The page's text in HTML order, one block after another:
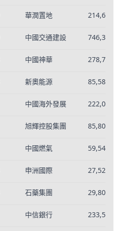
華潤置地 214,625
中國交通建設 746,334
中國神華 278,773
新奧能源 85,589
中國海外發展 222,037
旭輝控股集團 85,807
中國燃氣 59,540
申洲國際 27,524
石藥集團 29,808
中信銀行 233,521